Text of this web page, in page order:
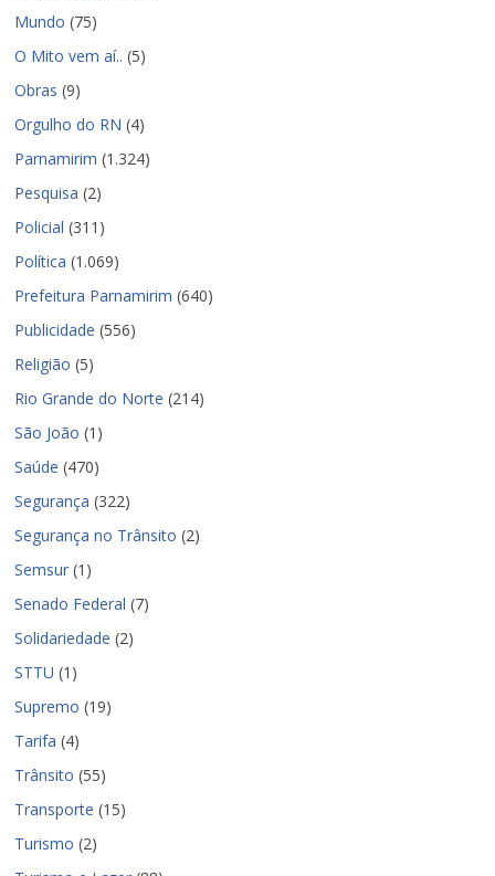
Mundo (75)
O Mito vem aí.. (5)
Obras (9)
Orgulho do RN (4)
Parnamirim (1.324)
Pesquisa (2)
Policial (311)
Política (1.069)
Prefeitura Parnamirim (640)
Publicidade (556)
Religião (5)
Rio Grande do Norte (214)
São João (1)
Saúde (470)
Segurança (322)
Segurança no Trânsito (2)
Semsur (1)
Senado Federal (7)
Solidariedade (2)
STTU (1)
Supremo (19)
Tarifa (4)
Trânsito (55)
Transporte (15)
Turismo (2)